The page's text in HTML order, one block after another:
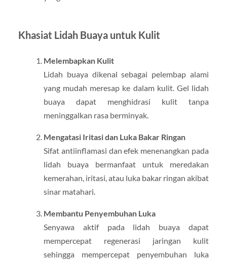
Khasiat Lidah Buaya untuk Kulit
Melembapkan Kulit
Lidah buaya dikenal sebagai pelembap alami
yang mudah meresap ke dalam kulit. Gel lidah
buaya dapat menghidrasi kulit tanpa
meninggalkan rasa berminyak.
Mengatasi Iritasi dan Luka Bakar Ringan
Sifat antiinflamasi dan efek menenangkan pada
lidah buaya bermanfaat untuk meredakan
kemerahan, iritasi, atau luka bakar ringan akibat
sinar matahari.
Membantu Penyembuhan Luka
Senyawa aktif pada lidah buaya dapat
mempercepat regenerasi jaringan kulit
sehingga mempercepat penyembuhan luka